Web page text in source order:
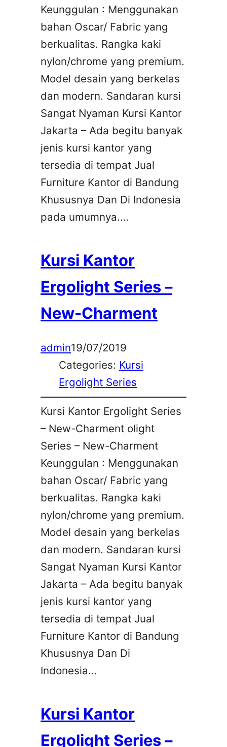
Keunggulan : Menggunakan
bahan Oscar/ Fabric yang
berkualitas. Rangka kaki
nylon/chrome yang premium.
Model desain yang berkelas
dan modern. Sandaran kursi
Sangat Nyaman Kursi Kantor
Jakarta – Ada begitu banyak
jenis kursi kantor yang
tersedia di tempat Jual
Furniture Kantor di Bandung
Khususnya Dan Di Indonesia
pada umumnya.…
Kursi Kantor
Ergolight Series –
New-Charment
admin19/07/2019
Categories: Kursi
Ergolight Series
Kursi Kantor Ergolight Series
– New-Charment olight
Series – New-Charment
Keunggulan : Menggunakan
bahan Oscar/ Fabric yang
berkualitas. Rangka kaki
nylon/chrome yang premium.
Model desain yang berkelas
dan modern. Sandaran kursi
Sangat Nyaman Kursi Kantor
Jakarta – Ada begitu banyak
jenis kursi kantor yang
tersedia di tempat Jual
Furniture Kantor di Bandung
Khususnya Dan Di
Indonesia…
Kursi Kantor
Ergolight Series –